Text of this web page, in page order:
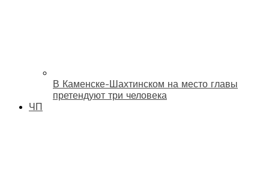
В Каменске-Шахтинском на место главы
претендуют три человека
ЧП